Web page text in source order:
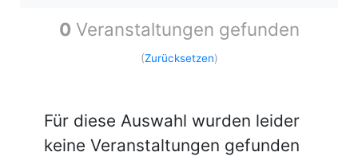
0 Veranstaltungen gefunden
(Zurücksetzen)
Für diese Auswahl wurden leider
keine Veranstaltungen gefunden